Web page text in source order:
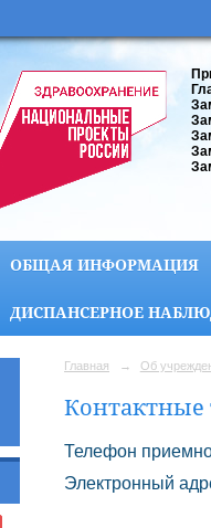
ОБЩАЯ ИНФОРМАЦИЯ
ДИСПАНСЕРНОЕ
Главная → Об
Телефон
Электронный